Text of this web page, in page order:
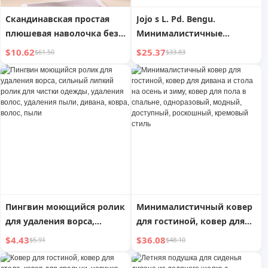
Скандинавская простая
плюшевая наволочка без
внутреннего наполнения
$10.62$61.50
Jojo s L. Pd. Bengu.
Минималистичные
персональные креативные
настенные часы в подарок
| Ben Gu
$25.37$33.83
Пингвин моющийся ролик
для удаления ворса,
сильный липкий ролик
для чистки одежды,
удаления волос, удаления
$4.43$5.91
Минималистичный ковер
для гостиной, ковер для
дивана и стола на осень и
зиму, ковер для пола в
спальне, одноразовый,
$36.08$48.10